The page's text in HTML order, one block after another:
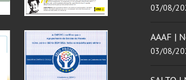
03/08/
AAAF |
03/08/